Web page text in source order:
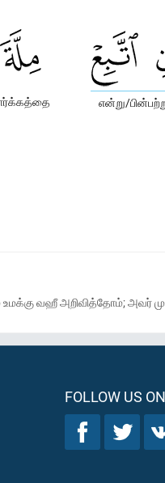
என்று/
வஹீ அறிவித்தோம்; அவர்
FOLLOW US